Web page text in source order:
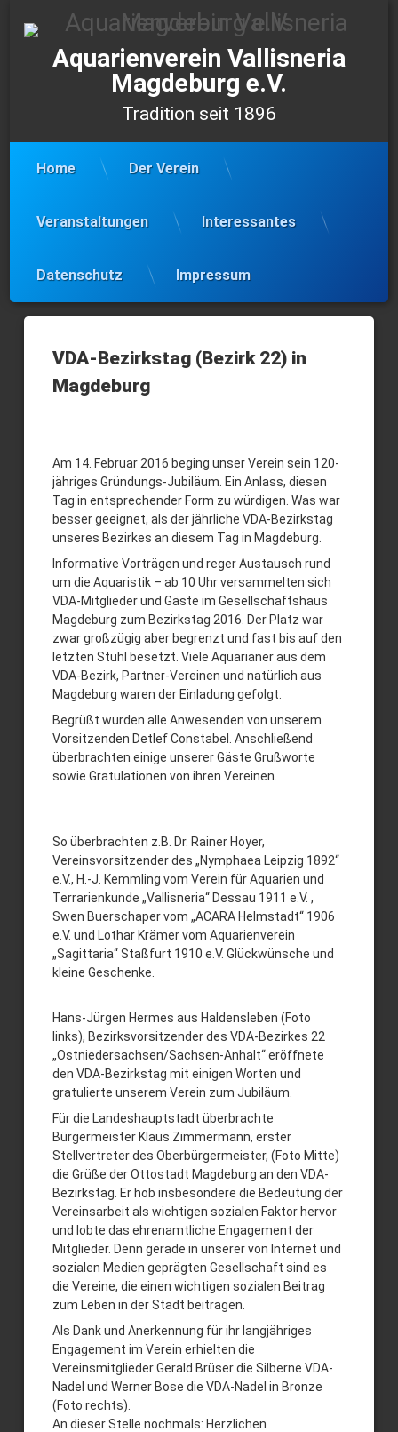
Aquarienverein Vallisneria
Magdeburg e.V.
Tradition seit 1896
Home Der Verein
Veranstaltungen Interessantes
Datenschutz Impressum
Bezirkstag
Verein
VDA-Bezirkstag (Bezirk 22) in
Magdeburg
Am 14. Februar 2016 beging unser Verein sein 120-
jähriges Gründungs-Jubiläum. Ein Anlass, diesen
Tag in entsprechender Form zu würdigen. Was war
besser geeignet, als der jährliche VDA-Bezirkstag
unseres Bezirkes an diesem Tag in Magdeburg.
Informative Vorträgen und reger Austausch rund
um die Aquaristik – ab 10 Uhr versammelten sich
VDA-Mitglieder und Gäste im Gesellschaftshaus
Magdeburg zum Bezirkstag 2016. Der Platz war
zwar großzügig aber begrenzt und fast bis auf den
letzten Stuhl besetzt. Viele Aquarianer aus dem
VDA-Bezirk, Partner-Vereinen und natürlich aus
Magdeburg waren der Einladung gefolgt.
Begrüßt wurden alle Anwesenden von unserem
Vorsitzenden Detlef Constabel. Anschließend
überbrachten einige unserer Gäste Grußworte
sowie Gratulationen von ihren Vereinen.
So überbrachten z.B. Dr. Rainer Hoyer,
Vereinsvorsitzender des „Nymphaea Leipzig 1892“
e.V., H.-J. Kemmling vom Verein für Aquarien und
Terrarienkunde „Vallisneria“ Dessau 1911 e.V. ,
Swen Buerschaper vom „ACARA Helmstadt“ 1906
e.V. und Lothar Krämer vom Aquarienverein
„Sagittaria“ Staßfurt 1910 e.V. Glückwünsche und
kleine Geschenke.
Hans-Jürgen Hermes aus Haldensleben (Foto
links), Bezirksvorsitzender des VDA-Bezirkes 22
„Ostniedersachsen/Sachsen-Anhalt“ eröffnete
den VDA-Bezirkstag mit einigen Worten und
gratulierte unserem Verein zum Jubiläum.
Für die Landeshauptstadt überbrachte
Bürgermeister Klaus Zimmermann, erster
Stellvertreter des Oberbürgermeister, (Foto Mitte)
die Grüße der Ottostadt Magdeburg an den VDA-
Bezirkstag. Er hob insbesondere die Bedeutung der
Vereinsarbeit als wichtigen sozialen Faktor hervor
und lobte das ehrenamtliche Engagement der
Mitglieder. Denn gerade in unserer von Internet und
sozialen Medien geprägten Gesellschaft sind es
die Vereine, die einen wichtigen sozialen Beitrag
zum Leben in der Stadt beitragen.
Als Dank und Anerkennung für ihr langjähriges
Engagement im Verein erhielten die
Vereinsmitglieder Gerald Brüser die Silberne VDA-
Nadel und Werner Bose die VDA-Nadel in Bronze
(Foto rechts).
An dieser Stelle nochmals: Herzlichen